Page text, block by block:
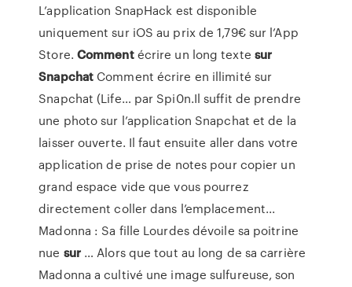
L’application SnapHack est disponible
uniquement sur iOS au prix de 1,79€ sur l’App
Store. Commentécrire un long texte sur
Snapchat Comment écrire en illimité sur
Snapchat (Life… par Spi0n.Il suffit de prendre
une photo sur l’application Snapchat et de la
laisser ouverte. Il faut ensuite aller dans votre
application de prise de notes pour copier un
grand espace vide que vous pourrez
directement coller dans l’emplacement...
Madonna : Sa fille Lourdes dévoile sa poitrine
nue sur… Alors que tout au long de sa carrière
Madonna a cultivé une image sulfureuse, son